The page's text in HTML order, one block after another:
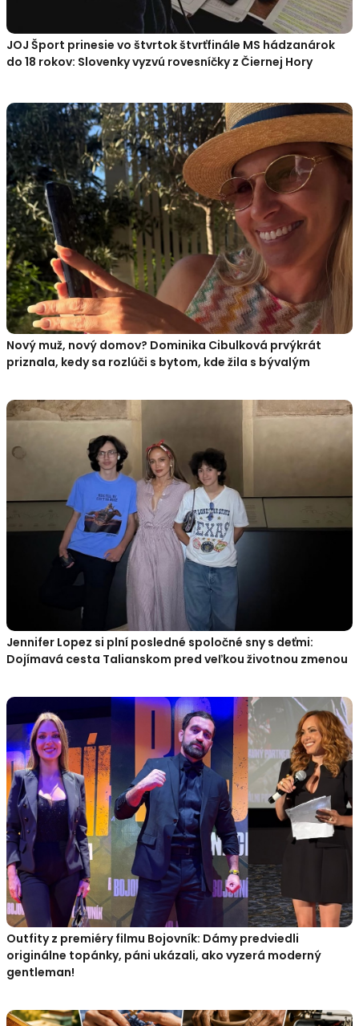
JOJ Šport prinesie vo štvrtok štvrťfinále MS hádzanárok
do 18 rokov: Slovenky vyzvú rovesníčky z Čiernej Hory
Nový muž, nový domov? Dominika Cibulková prvýkrát
priznala, kedy sa rozlúči s bytom, kde žila s bývalým
Jennifer Lopez si plní posledné spoločné sny s deťmi:
Dojímavá cesta Talianskom pred veľkou životnou zmenou
Outfity z premiéry filmu Bojovník: Dámy predviedli
originálne topánky, páni ukázali, ako vyzerá moderný
gentleman!